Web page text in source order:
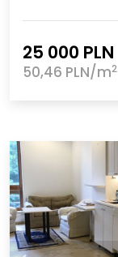
25 000 PLN
50,46 PLN/m2